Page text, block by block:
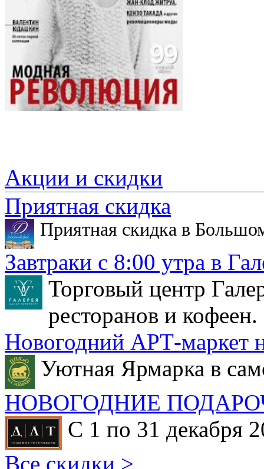
Акции и скидки
Приятная скидка
Приятная скидка в
Завтраки с 8:00 утра в
Торговый центр
ресторанов и кофеен.
Новогодний АРТ-маркет
Уютная Ярмарка в
НОВОГОДНИЕ
С 1 по 31 декабря
Все скидки >